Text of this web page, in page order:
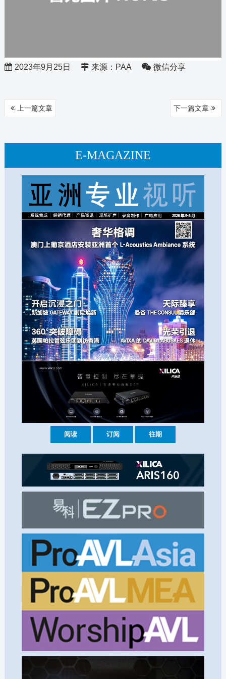
2023年9月25日 来源：PAA 微信分享
文
章
航
上一篇文章 下一篇文章
E-MAGAZINE
阅读 订阅 往期